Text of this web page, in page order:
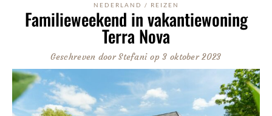
NEDERLAND / REIZEN
Familieweekend in vakantiewoning
Terra Nova
Geschreven doorStefani op 3 oktober 2023